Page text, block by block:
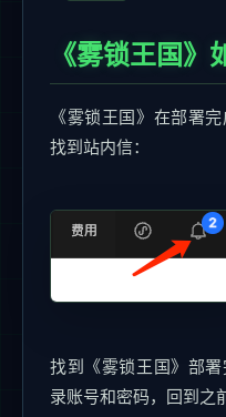
《雾锁王国》
《雾锁王国》在部署
找到站内信：
找到《雾锁王国》部
录账号和密码，回到之